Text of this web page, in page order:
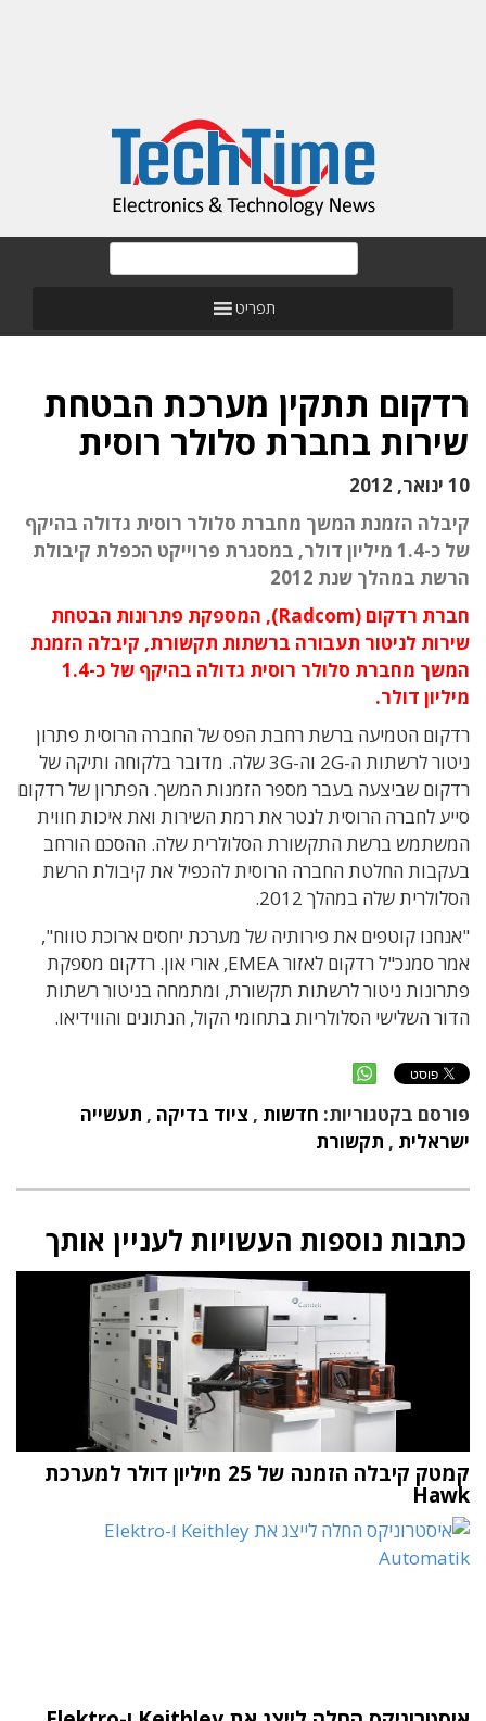
תפריט
רדקום תתקין מערכת הבטחת
שירות בחברת סלולר רוסית
10 ינואר, 2012
קיבלה הזמנת המשך מחברת סלולר רוסית גדולה בהיקף
של כ-1.4 מיליון דולר, במסגרת פרוייקט הכפלת קיבולת
הרשת במהלך שנת 2012
חברת רדקום (Radcom), המספקת פתרונות הבטחת
שירות לניטור תעבורה ברשתות תקשורת, קיבלה הזמנת
המשך מחברת סלולר רוסית גדולה בהיקף של כ-1.4
מיליון דולר.
רדקום הטמיעה ברשת רחבת הפס של החברה הרוסית פתרון
ניטור לרשתות ה-2G וה-3G שלה. מדובר בלקוחה ותיקה של
רדקום שביצעה בעבר מספר הזמנות המשך. הפתרון של רדקום
סייע לחברה הרוסית לנטר את רמת השירות ואת איכות חווית
המשתמש ברשת התקשורת הסלולרית שלה. ההסכם הורחב
בעקבות החלטת החברה הרוסית להכפיל את קיבולת הרשת
הסלולרית שלה במהלך 2012.
"אנחנו קוטפים את פירותיה של מערכת יחסים ארוכת טווח",
אמר סמנכ"ל רדקום לאזור EMEA, אורי און. רדקום מספקת
פתרונות ניטור לרשתות תקשורת, ומתמחה בניטור רשתות
הדור השלישי הסלולריות בתחומי הקול, הנתונים והווידיאו.
פורסם בקטגוריות: חדשות , ציוד בדיקה , תעשייה
ישראלית , תקשורת
כתבות נוספות העשויות לעניין אותך
קמטק קיבלה הזמנה של 25 מיליון דולר למערכת
Hawk